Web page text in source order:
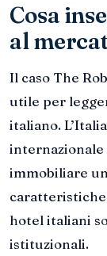
Cosa
al
Il caso The
utile per
italiano.
immobiliare
hotel italiani
istituzionali.